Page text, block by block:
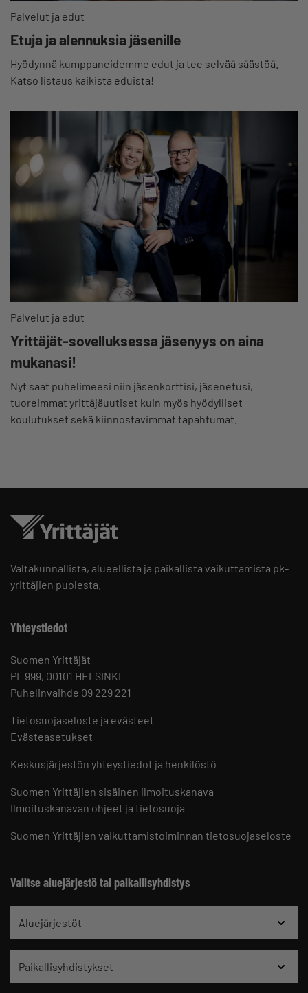
Palvelut ja edut
Etuja ja alennuksia jäsenille
Hyödynnä kumppaneidemme edut ja tee selvää säästöä.
Katso listaus kaikista eduista!
Palvelut ja edut
Yrittäjät-sovelluksessa jäsenyys on aina
mukanasi!
Nyt saat puhelimeesi niin jäsenkorttisi, jäsenetusi,
tuoreimmat yrittäjäuutiset kuin myös hyödylliset
koulutukset sekä kiinnostavimmat tapahtumat.
Valtakunnallista, alueellista ja paikallista vaikuttamista pk-
yrittäjien puolesta.
Yhteystiedot
Suomen Yrittäjät
PL 999, 00101 HELSINKI
Puhelinvaihde 09 229 221
Tietosuojaseloste ja evästeet
Evästeasetukset
Keskusjärjestön yhteystiedot ja henkilöstö
Suomen Yrittäjien sisäinen ilmoituskanava
Ilmoituskanavan ohjeet ja tietosuoja
Suomen Yrittäjien vaikuttamistoiminnan tietosuojaseloste
Valitse aluejärjestö tai paikallisyhdistys
Aluejärjestöt
Paikallisyhdistykset